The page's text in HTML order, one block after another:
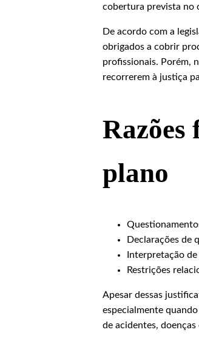
cobertura prevista no
De acordo com a
obrigados a cobrir
profissionais. Porém,
recorrerem à justiça
Razões
plano
Declarações de
Interpretação
Restrições
Apesar dessas
especialmente
de acidentes,